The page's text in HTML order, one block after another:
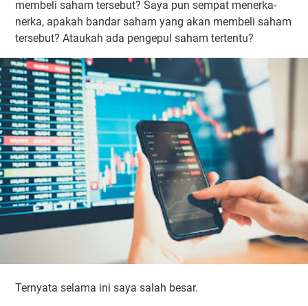
membeli saham tersebut? Saya pun sempat menerka-
nerka, apakah bandar saham yang akan membeli saham
tersebut? Ataukah ada pengepul saham tertentu?
Ternyata selama ini saya salah besar.